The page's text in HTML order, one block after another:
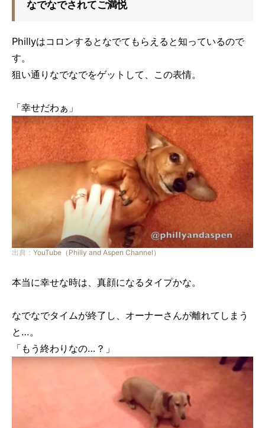
なでなでされてご満悦
Phillyはコロンするとなでてもらえると知っているので
す。
狙い通りなでなでをゲットして、この表情。
「幸せだわぁ」
出典： YouTube（Philly and Aspen Channel）
本当に幸せな時は、真顔になるタイプかな。
なでなでタイムが終了し、オーナーさんが離れてしまう
と…。
「もう終わりなの…？」